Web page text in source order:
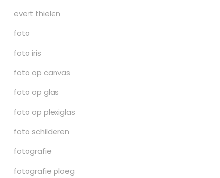
evert thielen
foto
foto iris
foto op canvas
foto op glas
foto op plexiglas
foto schilderen
fotografie
fotografie ploeg